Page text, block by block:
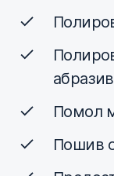
Помол
Пошив